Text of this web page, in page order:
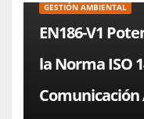
GESTIÓN AMBIENTAL
EN186-V1
la Norma ISO